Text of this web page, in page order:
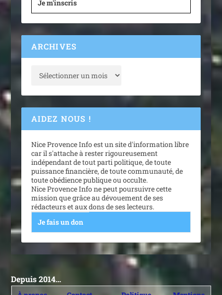
Je m'inscris
ARCHIVES
AIDEZ NOUS !
Nice Provence Info est un site d'information libre
car il s'attache à rester rigoureusement
indépendant de tout parti politique, de toute
puissance financière, de toute communauté, de
toute obédience publique ou occulte.
Nice Provence Info ne peut poursuivre cette
mission que grâce au dévouement de ses
rédacteurs et aux dons de ses lecteurs.
Je fais un don
Depuis 2014…